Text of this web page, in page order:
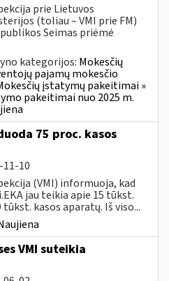
prie Lietuvos
(toliau – VMI prie FM)
Seimas priėmė
kategorijos: Mokesčių
pajamų mokesčio
įstatymų pakeitimai »
pakeitimai nuo 2025 m.
75 proc. kasos
11-10
(VMI) informuoja, kad
jau teikia apie 15 tūkst.
kasos aparatų. Iš viso...
VMI suteikia